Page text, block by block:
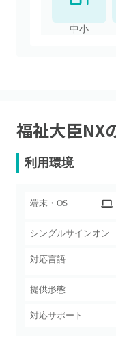
中小
福祉大臣NX
利用環境
端末・OS
シングルサインオン
対応言語
提供形態
対応サポート